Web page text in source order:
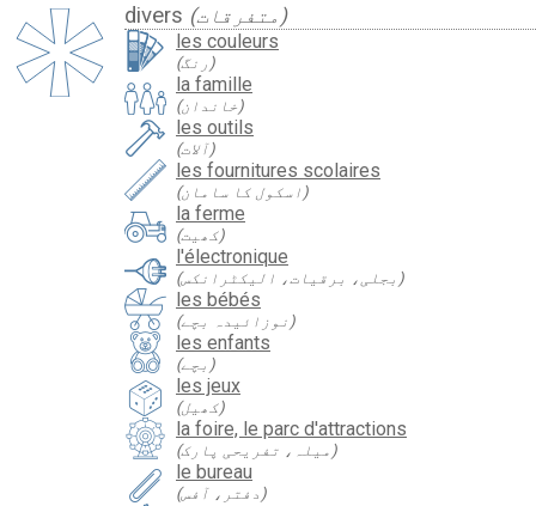
divers (متفرقات)
les couleurs
(رنگ)
la famille
(خاندان)
les outils
(آلات)
les fournitures scolaires
(اسکول کا سامان)
la ferme
(کھیت)
l'électronique
(بجلی، برقیات، الیکٹرانکس)
les bébés
(نوزائیدہ بچے)
les enfants
(بچے)
les jeux
(کھیل)
la foire, le parc d'attractions
(میلہ، تفریحی پارک)
le bureau
(دفتر، آفس)